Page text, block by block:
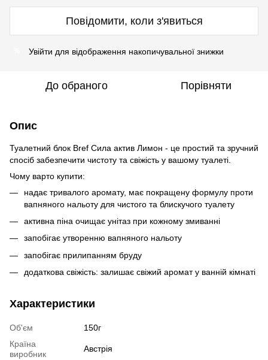
Повідомити, коли з'явиться
Увійти для відображення накопичувальної знижки
До обраного Порівняти
Опис
Туалетний блок Bref Сила актив Лимон - це простий та зручний
спосіб забезпечити чистоту та свіжість у вашому туалеті.
Чому варто купити:
надає тривалого аромату, має покращену формулу проти
вапняного нальоту для чистого та блискучого туалету
активна піна очищає унітаз при кожному змиванні
запобігає утворенню вапняного нальоту
запобігає прилипанням бруду
додаткова свіжість: залишає свіжий аромат у ванній кімнаті
Характеристики
Об'єм
150г
Країна
виробник
Австрія